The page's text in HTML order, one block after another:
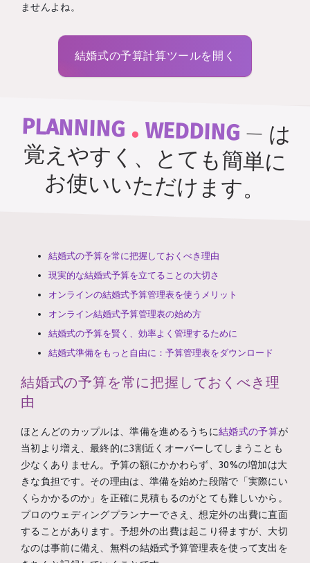
ませんよね。
結婚式の予算計算ツールを開く
PLANNING . WEDDING— は
覚えやすく、とても簡単に
お使いいただけます。
結婚式の予算を常に把握しておくべき理由
現実的な結婚式予算を立てることの大切さ
オンラインの結婚式予算管理表を使うメリット
オンライン結婚式予算管理表の始め方
結婚式の予算を賢く、効率よく管理するために
結婚式準備をもっと自由に：予算管理表をダウンロード
結婚式の予算を常に把握しておくべき理
由
ほとんどのカップルは、準備を進めるうちに結婚式の予算が
当初より増え、最終的に3割近くオーバーしてしまうことも
少なくありません。予算の額にかかわらず、30%の増加は大
きな負担です。その理由は、準備を始めた段階で「実際にい
くらかかるのか」を正確に見積もるのがとても難しいから。
プロのウェディングプランナーでさえ、想定外の出費に直面
することがあります。予想外の出費は起こり得ますが、大切
なのは事前に備え、無料の結婚式予算管理表を使って支出を